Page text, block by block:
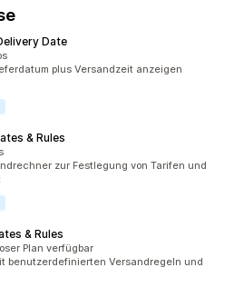
Date
plus Versandzeit anzeigen
& Rules
zur Festlegung von Tarifen und
& Rules
Plan verfügbar
benutzerdefinierten Versandregeln und